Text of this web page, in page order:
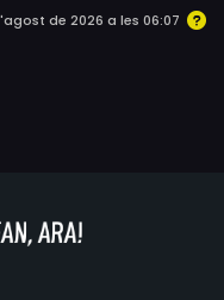
de 2026 a les 06:07